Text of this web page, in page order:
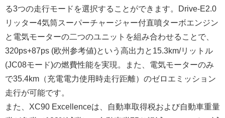
る3つの走行モードを選択することができます。Drive-E2.0
リッター4気筒スーパーチャージャー付直噴ターボエンジン
と電気モーターの二つのユニットを組み合わせることで、
320ps+87ps (欧州参考値)という高出力と15.3km/リットル
(JC08モード)の燃費性能を実現。また、電気モーターのみ
で35.4km（充電電力使用時走行距離）のゼロエミッション
走行が可能です。
また、XC90 Excellenceは、自動車取得税および自動車重量